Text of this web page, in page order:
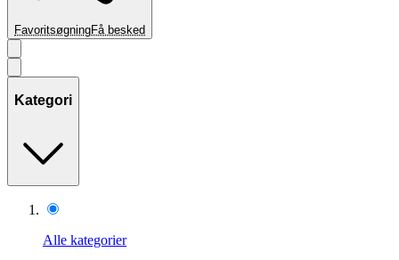
FavoritsøgningFå besked
Kategori
Alle kategorier